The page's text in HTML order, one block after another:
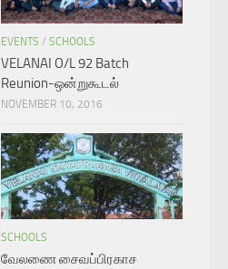
EVENTS / SCHOOLS
VELANAI O/L 92 Batch
Reunion-ஒன்றுகூடல்
NOVEMBER 10, 2016
SCHOOLS
வேலணை சைவப்பிரகாச